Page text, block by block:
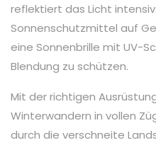
reflektiert das Licht
Sonnenschutzmittel auf
eine Sonnenbrille mit UV-
Blendung zu schützen.
Mit der richtigen
Winterwandern in vollen
durch die verschneite